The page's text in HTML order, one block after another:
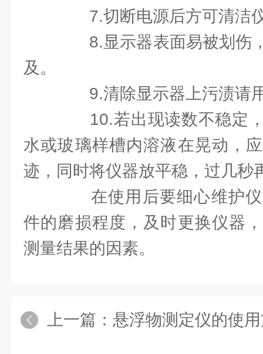
7.切断电源后方可清洁
8.显示器表面易被划伤
及。
9.清除显示器上污渍请
10.若出现读数不稳定，
水或玻璃样槽内溶液在晃动，
迹，同时将仪器放平稳，过几秒
在使用后要细心维护仪
件的磨损程度，及时更换仪器
测量结果的因素。
上一篇： 悬浮物测定仪的使